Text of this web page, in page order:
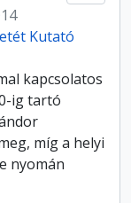
Kutató
kapcsolatos
ig tartó
míg a helyi
nyomán